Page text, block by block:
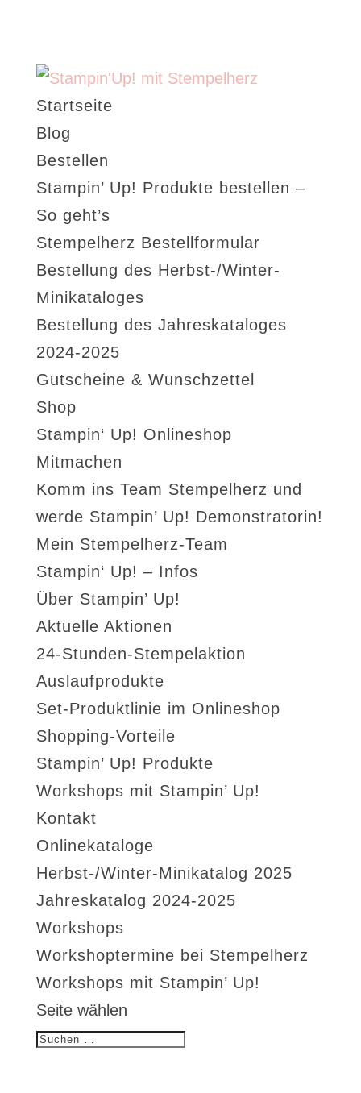
Startseite
Blog
Bestellen
Stampin’ Up! Produkte bestellen –
So geht’s
Stempelherz Bestellformular
Bestellung des Herbst-/Winter-
Minikataloges
Bestellung des Jahreskataloges
2024-2025
Gutscheine & Wunschzettel
Shop
Stampin‘ Up! Onlineshop
Mitmachen
Komm ins Team Stempelherz und
werde Stampin’ Up! Demonstratorin!
Mein Stempelherz-Team
Stampin‘ Up! – Infos
Über Stampin’ Up!
Aktuelle Aktionen
24-Stunden-Stempelaktion
Auslaufprodukte
Set-Produktlinie im Onlineshop
Shopping-Vorteile
Stampin’ Up! Produkte
Workshops mit Stampin’ Up!
Kontakt
Onlinekataloge
Herbst-/Winter-Minikatalog 2025
Jahreskatalog 2024-2025
Workshops
Workshoptermine bei Stempelherz
Workshops mit Stampin’ Up!
Seite wählen